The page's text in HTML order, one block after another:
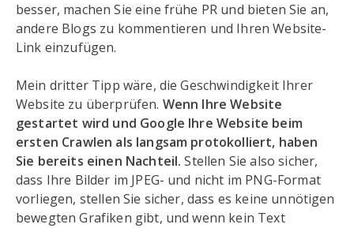
besser, machen Sie eine frühe PR und bieten Sie an,
andere Blogs zu kommentieren und Ihren Website-
Link einzufügen.
Mein dritter Tipp wäre, die Geschwindigkeit Ihrer
Website zu überprüfen. Wenn Ihre Website
gestartet wird und Google Ihre Website beim
ersten Crawlen als langsam protokolliert, haben
Sie bereits einen Nachteil. Stellen Sie also sicher,
dass Ihre Bilder im JPEG- und nicht im PNG-Format
vorliegen, stellen Sie sicher, dass es keine unnötigen
bewegten Grafiken gibt, und wenn kein Text